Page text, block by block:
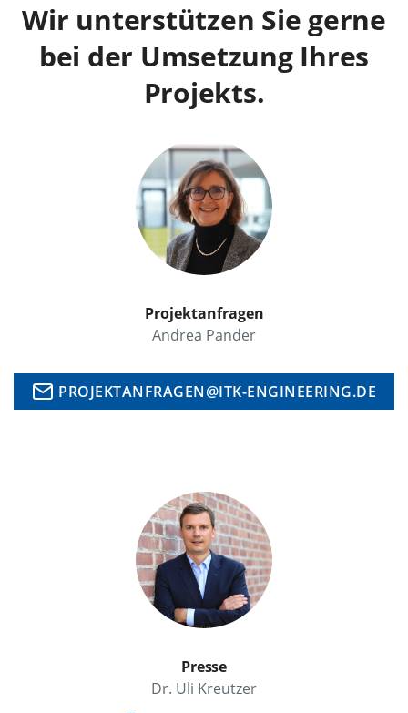
Wir unterstützen Sie gerne
bei der Umsetzung Ihres
Projekts.
Projektanfragen
Andrea Pander
PROJEKTANFRAGEN@ITK-ENGINEERING.DE
Presse
Dr. Uli Kreutzer